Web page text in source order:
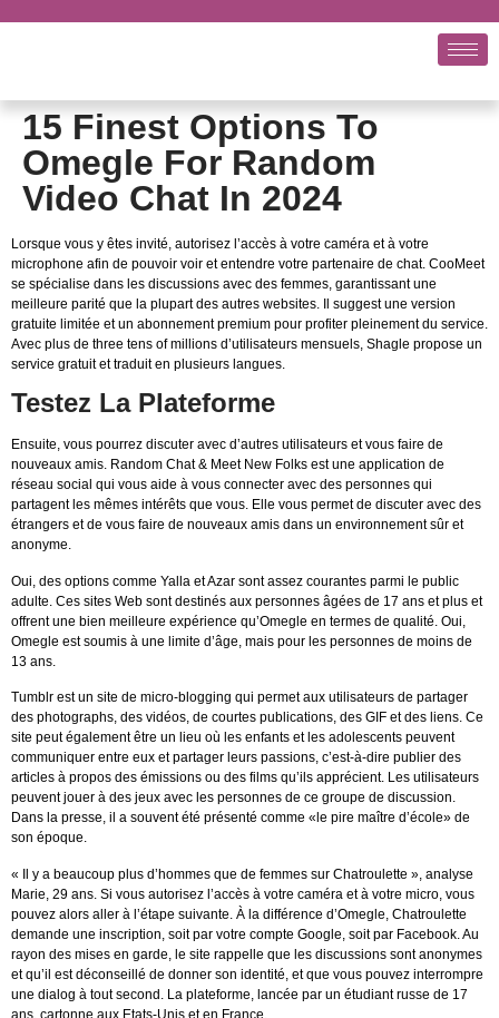
15 Finest Options To
Omegle For Random
Video Chat In 2024
Lorsque vous y êtes invité, autorisez l’accès à votre caméra et à votre
microphone afin de pouvoir voir et entendre votre partenaire de chat. CooMeet
se spécialise dans les discussions avec des femmes, garantissant une
meilleure parité que la plupart des autres websites. Il suggest une version
gratuite limitée et un abonnement premium pour profiter pleinement du service.
Avec plus de three tens of millions d’utilisateurs mensuels, Shagle propose un
service gratuit et traduit en plusieurs langues.
Testez La Plateforme
Ensuite, vous pourrez discuter avec d’autres utilisateurs et vous faire de
nouveaux amis. Random Chat & Meet New Folks est une application de
réseau social qui vous aide à vous connecter avec des personnes qui
partagent les mêmes intérêts que vous. Elle vous permet de discuter avec des
étrangers et de vous faire de nouveaux amis dans un environnement sûr et
anonyme.
Oui, des options comme Yalla et Azar sont assez courantes parmi le public
adulte. Ces sites Web sont destinés aux personnes âgées de 17 ans et plus et
offrent une bien meilleure expérience qu’Omegle en termes de qualité. Oui,
Omegle est soumis à une limite d’âge, mais pour les personnes de moins de
13 ans.
Tumblr est un site de micro-blogging qui permet aux utilisateurs de partager
des photographs, des vidéos, de courtes publications, des GIF et des liens. Ce
site peut également être un lieu où les enfants et les adolescents peuvent
communiquer entre eux et partager leurs passions, c’est-à-dire publier des
articles à propos des émissions ou des films qu’ils apprécient. Les utilisateurs
peuvent jouer à des jeux avec les personnes de ce groupe de discussion.
Dans la presse, il a souvent été présenté comme «le pire maître d’école» de
son époque.
« Il y a beaucoup plus d’hommes que de femmes sur Chatroulette », analyse
Marie, 29 ans. Si vous autorisez l’accès à votre caméra et à votre micro, vous
pouvez alors aller à l’étape suivante. À la différence d’Omegle, Chatroulette
demande une inscription, soit par votre compte Google, soit par Facebook. Au
rayon des mises en garde, le site rappelle que les discussions sont anonymes
et qu’il est déconseillé de donner son identité, et que vous pouvez interrompre
une dialog à tout second. La plateforme, lancée par un étudiant russe de 17
ans, cartonne aux Etats-Unis et en France.